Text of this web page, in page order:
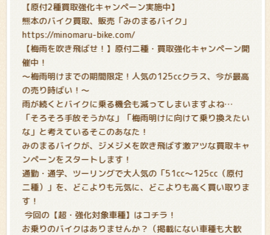
【原付2種買取強化キャンペーン実施中】
熊本のバイク買取、販売「みのまるバイク」
https://minomaru-bike.com/
【梅雨を吹き飛ばせ！】原付二種・買取強化キャンペーン開
催中！
〜梅雨明けまでの期間限定！人気の125ccクラス、今が最高
の売り時ばい！〜
雨が続くとバイクに乗る機会も減ってしまいますよね…
「そろそろ手放そうかな」「梅雨明けに向けて乗り換えたい
な」と考えているそこのあなた！
みのまるバイクが、ジメジメを吹き飛ばす激アツな買取キャ
ンペーンをスタートします！
通勤・通学、ツーリングで大人気の「51cc〜125cc（原付
二種）」を、どこよりも元気に、どこよりも高く買い取りま
す！
今回の【超・強化対象車種】はコチラ！
お乗りのバイクはありませんか？（掲載にない車種も大歓